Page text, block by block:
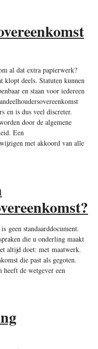
al dat extra papierwerk?
klopt deels. Statuten kunnen
en staan voor iedereen
en is dus veel discreter.
door de algemene
Een
met akkoord van alle
geen standaarddocument.
die u onderling maakt
altijd doet: met maatwerk.
die past als gegoten.
de wetgever een